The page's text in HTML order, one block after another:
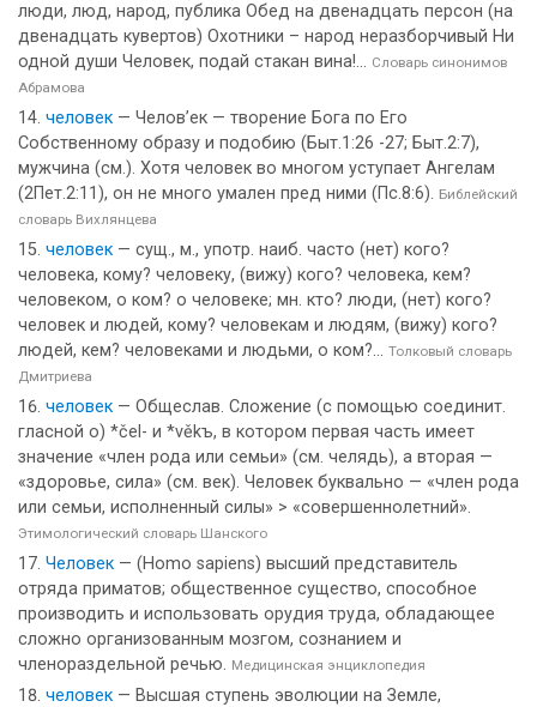
люди, люд, народ, публика Обед на двенадцать персон (на
двенадцать кувертов) Охотники – народ неразборчивый Ни
одной души Человек, подай стакан вина!... Словарь синонимов
Абрамова
человек — Челов’ек — творение Бога по Его
Собственному образу и подобию (Быт.1:26 -27; Быт.2:7),
мужчина (см.). Хотя человек во многом уступает Ангелам
(2Пет.2:11), он не много умален пред ними (Пс.8:6). Библейский
словарь Вихлянцева
человек — сущ., м., употр. наиб. часто (нет) кого?
человека, кому? человеку, (вижу) кого? человека, кем?
человеком, о ком? о человеке; мн. кто? люди, (нет) кого?
человек и людей, кому? человекам и людям, (вижу) кого?
людей, кем? человеками и людьми, о ком?... Толковый словарь
Дмитриева
человек — Общеслав. Сложение (с помощью соединит.
гласной о) *čel- и *věkъ, в котором первая часть имеет
значение «член рода или семьи» (см. челядь), а вторая —
«здоровье, сила» (см. век). Человек буквально — «член рода
или семьи, исполненный силы» > «совершеннолетний».
Этимологический словарь Шанского
Человек — (Homo sapiens) высший представитель
отряда приматов; общественное существо, способное
производить и использовать орудия труда, обладающее
сложно организованным мозгом, сознанием и
членораздельной речью. Медицинская энциклопедия
человек — Высшая ступень эволюции на Земле,